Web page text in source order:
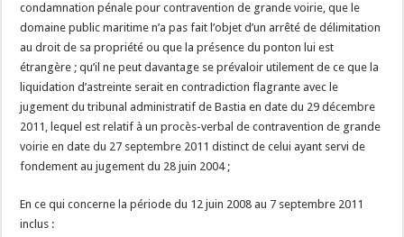
condamnation pénale pour contravention de grande voirie, que le
domaine public maritime n’a pas fait l’objet d’un arrêté de délimitation
au droit de sa propriété ou que la présence du ponton lui est
étrangère ; qu’il ne peut davantage se prévaloir utilement de ce que la
liquidation d’astreinte serait en contradiction flagrante avec le
jugement du tribunal administratif de Bastia en date du 29 décembre
2011, lequel est relatif à un procès-verbal de contravention de grande
voirie en date du 27 septembre 2011 distinct de celui ayant servi de
fondement au jugement du 28 juin 2004 ;
En ce qui concerne la période du 12 juin 2008 au 7 septembre 2011
inclus :